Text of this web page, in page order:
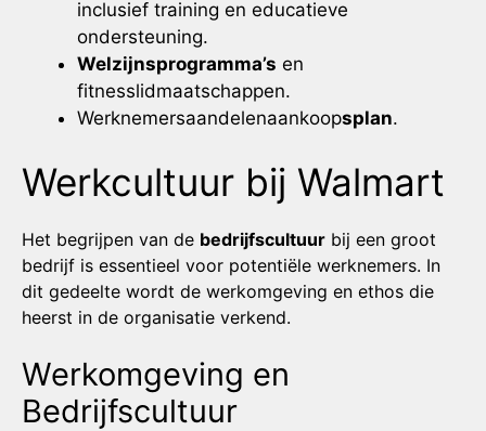
inclusief training en educatieve
ondersteuning.
Welzijnsprogramma’s en
fitnesslidmaatschappen.
Werknemersaandelenaankoopsplan.
Werkcultuur bij Walmart
Het begrijpen van de bedrijfscultuur bij een groot
bedrijf is essentieel voor potentiële werknemers. In
dit gedeelte wordt de werkomgeving en ethos die
heerst in de organisatie verkend.
Werkomgeving en
Bedrijfscultuur